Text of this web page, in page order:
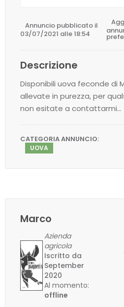
Annuncio pubblicato il
03/07/2021 alle 18:54
Descrizione
Disponibili uova feconde di
allevate in purezza, per
non esitate a contattarmi…
CATEGORIA ANNUNCIO:
UOVA
Marco
Azienda
agricola
Iscritto da
September
2020
Al momento:
offline